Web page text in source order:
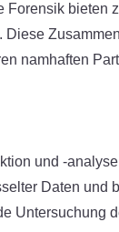
namhaften
und -
Daten
Untersuchung